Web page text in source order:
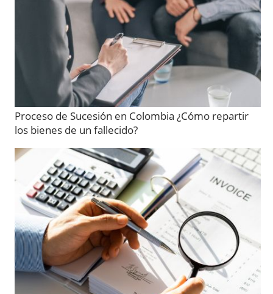
Proceso de Sucesión en Colombia ¿Cómo repartir
los bienes de un fallecido?